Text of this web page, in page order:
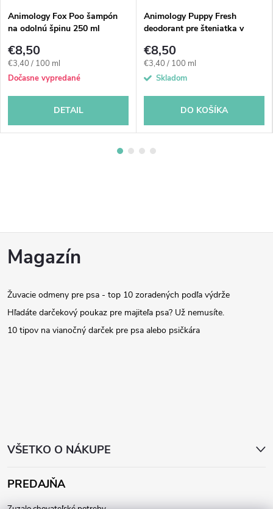
Animology Fox Poo šampón
na odolnú špinu 250 ml
€8,50
Jednotková
cena:
€3,40 / 100 ml
Dočasne vypredané
DETAIL
Animology Puppy Fresh
deodorant pre šteniatka v
€8,50
Jednotková
cena:
€3,40 / 100 ml
Skladom
DO KOŠÍKA
Z
p
ä
VŠETKO O NÁKUPE
PREDAJŇA
Magazín
Žuvacie odmeny pre psa - top 10 zoradených podľa výdrže
Hľadáte darčekový poukaz pre majiteľa psa? Už nemusíte.
10 tipov na vianočný darček pre psa alebo psičkára